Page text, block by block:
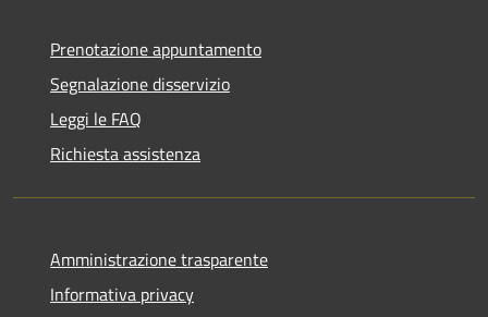
Prenotazione appuntamento
Segnalazione disservizio
Leggi le FAQ
Richiesta assistenza
Amministrazione trasparente
Informativa privacy